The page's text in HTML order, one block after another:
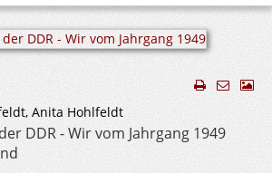
Anita Hohlfeldt
DDR - Wir vom Jahrgang 1949